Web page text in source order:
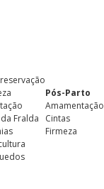
Fralda
Pós-Parto
Amamentação
Cintas
Firmeza